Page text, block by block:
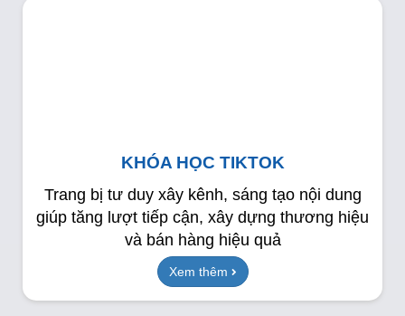
KHÓA HỌC TIKTOK
Trang bị tư duy xây kênh, sáng tạo nội dung
giúp tăng lượt tiếp cận, xây dựng thương hiệu
và bán hàng hiệu quả
Xem thêm